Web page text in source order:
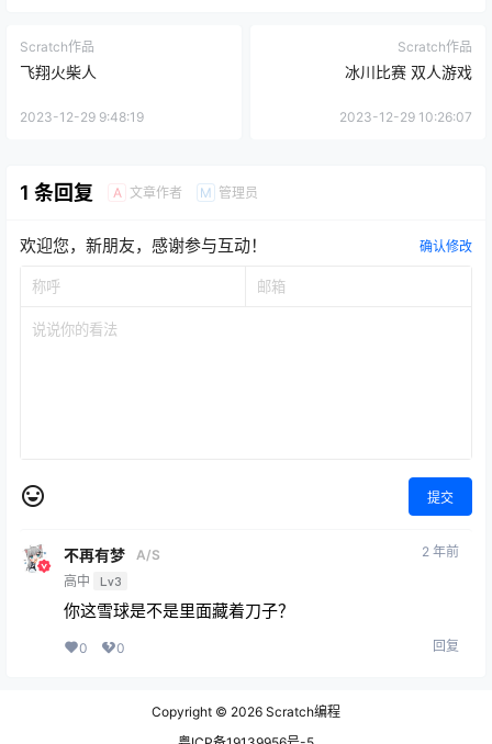
Scratch作品
飞翔火柴人
2023-12-29 9:48:19
Scratch作品
冰川比赛 双人游戏
2023-12-29 10:26:07
1 条回复 A 文章作者 M 管理员
欢迎您，新朋友，感谢参与互动！ 确认修改
提交
不再有梦
A/S
高中
Lv3
2 年前
你这雪球是不是里面藏着刀子？
0 0 回复
Copyright © 2026 Scratch编程